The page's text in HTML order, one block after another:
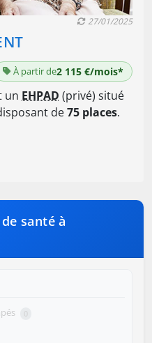
27/01/2025
À partir de2 115 €/mois*
un EHPAD (privé) situé
de75 places.
santé à
0